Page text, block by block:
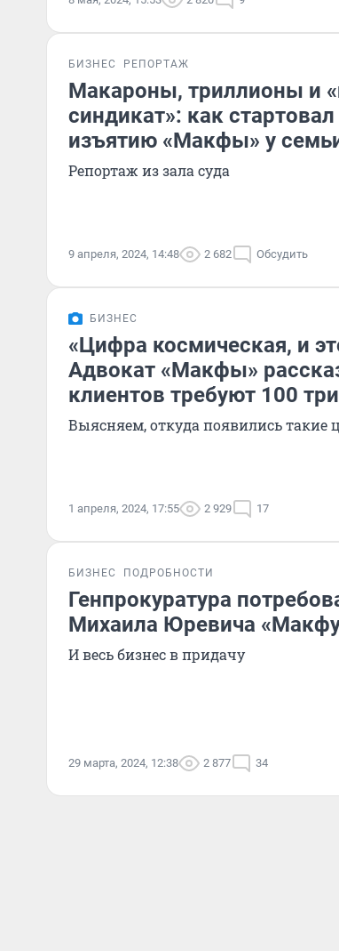
БИЗНЕС РЕПОРТАЖ
Макароны, триллионы и
синдикат»: как
изъятию «Макфы» у
Репортаж из зала суда
9 апреля, 2024, 14:48 2 682 Обсудить
БИЗНЕС
«Цифра космическая, и
Адвокат «Макфы»
клиентов требуют 100
Выясняем, откуда появились такие
1 апреля, 2024, 17:55 2 929 17
БИЗНЕС ПОДРОБНОСТИ
Генпрокуратура
Михаила Юревича
И весь бизнес в придачу
29 марта, 2024, 12:38 2 877 34